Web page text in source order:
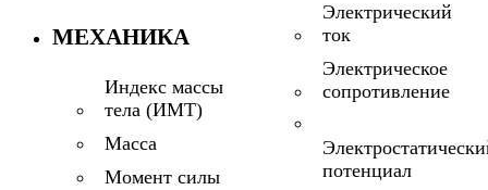
МЕХАНИКА
Индекс массы
тела (ИМТ)
Масса
Момент силы
Электрический
ток
Электрическое
сопротивление
потенциал